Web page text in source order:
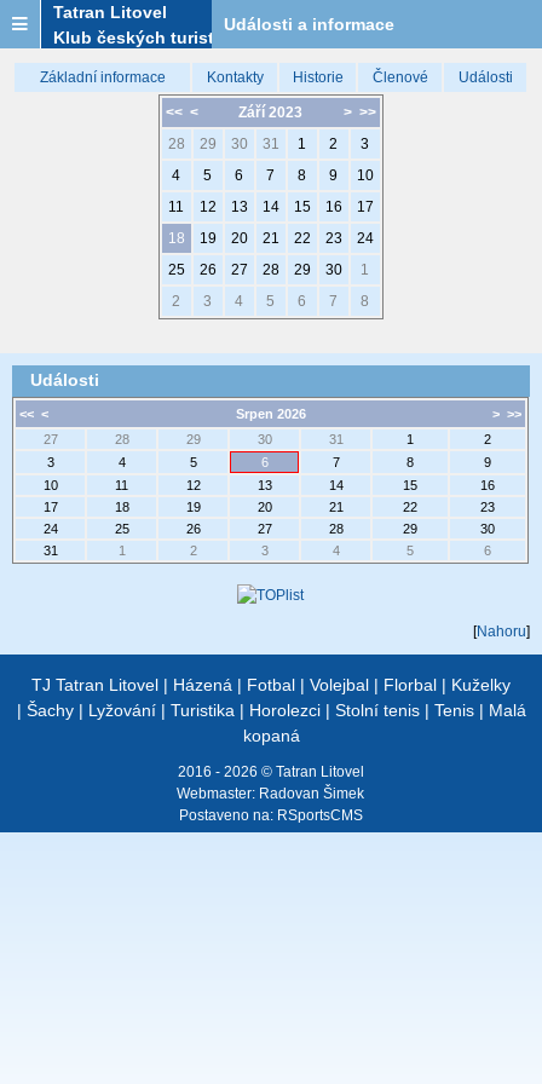
Tatran Litovel
Klub českých turistů
Události a informace
Základní informace Kontakty Historie Členové Události
<< < > >>
Září 2023
28
29 30 31 1 2
3
4
5 6 7 8 9
10
11
12 13 14 15 16
17
18
19 20 21 22 23
24
25
26 27 28 29 30
1
2
3 4 5 6 7 8
Události
<< < > >>
Srpen 2026
27
28 29 30 31 1
2
3
4 5 6 7 8
9
10
11 12 13 14 15
16
17
18 19 20 21 22
23
24
25 26 27 28 29
30
31
1 2 3 4 5 6
[Nahoru]
TJ Tatran Litovel | Házená | Fotbal | Volejbal | Florbal | Kuželky
| Šachy| Lyžování| Turistika | Horolezci| Stolní tenis| Tenis| Malá
kopaná
2016 - 2026 © Tatran Litovel
Webmaster: Radovan Šimek
Postaveno na: RSportsCMS